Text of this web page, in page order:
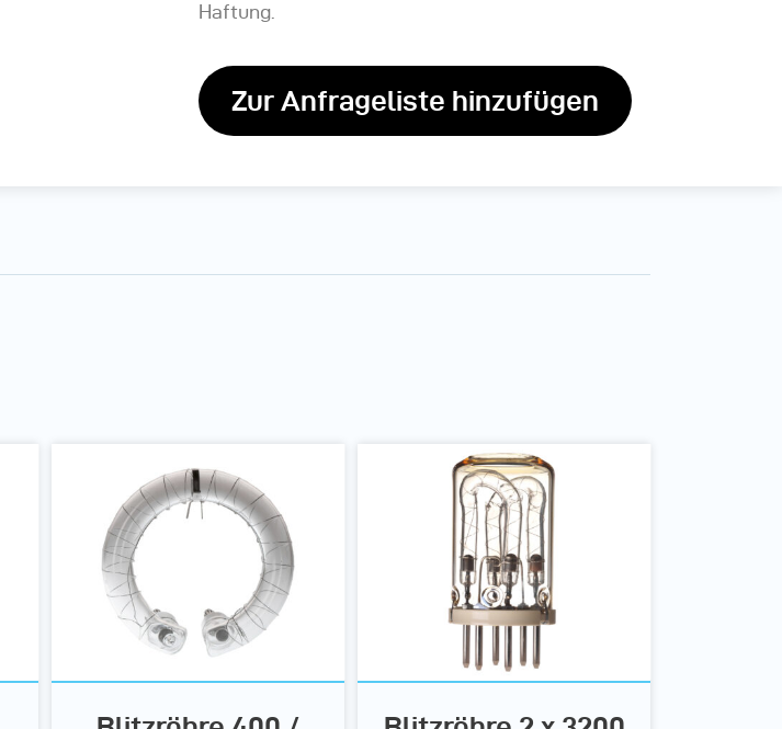
Haftung.
Zur Anfrageliste hinzufügen